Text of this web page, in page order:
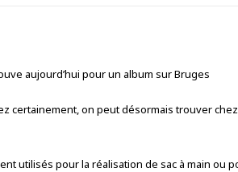
aujourd’hui pour un album sur Bruges
certainement, on peut désormais trouver
utilisés pour la réalisation de sac à main ou